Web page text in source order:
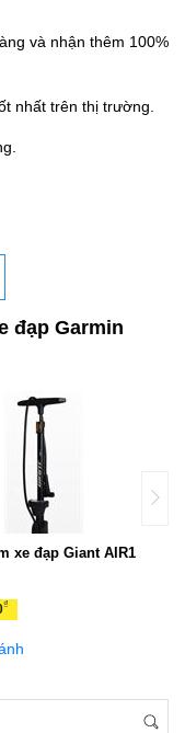
và nhận thêm 100%
nhất trên thị trường.
đạp Garmin
xe đạp Giant AIR1
₫